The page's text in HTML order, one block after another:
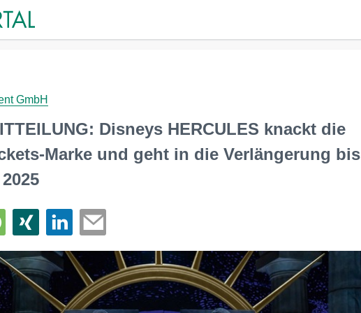
GmbH
Disneys HERCULES knackt die
Marke und geht in die Verlängerung bis